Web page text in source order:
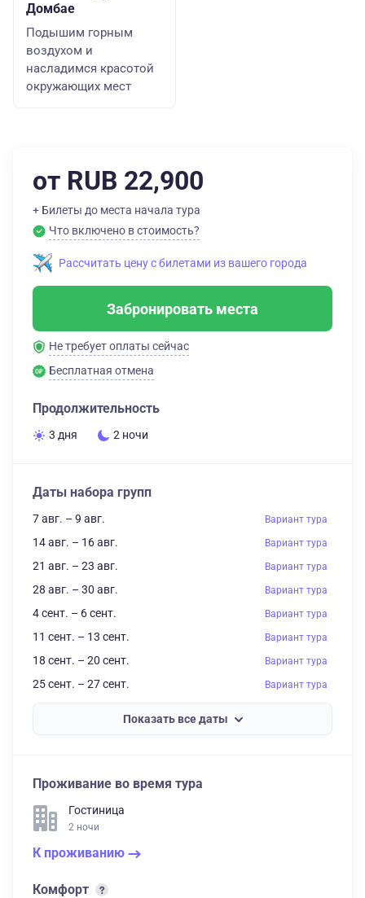
Домбае
Подышим горным
воздухом и
насладимся красотой
окружающих мест
от RUB 22,900
+ Билеты до места начала тура
Что включено в стоимость?
Рассчитать цену с билетами из вашего города
Забронировать места
Не требует оплаты сейчас
Бесплатная отмена
Продолжительность
3 дня 2 ночи
Даты набора групп
7 авг. – 9 авг. Вариант тура
14 авг. – 16 авг. Вариант тура
21 авг. – 23 авг. Вариант тура
28 авг. – 30 авг. Вариант тура
4 сент. – 6 сент. Вариант тура
11 сент. – 13 сент. Вариант тура
18 сент. – 20 сент. Вариант тура
25 сент. – 27 сент. Вариант тура
Показать все даты
Проживание во время тура
Гостиница
2 ночи
К проживанию
Комфорт